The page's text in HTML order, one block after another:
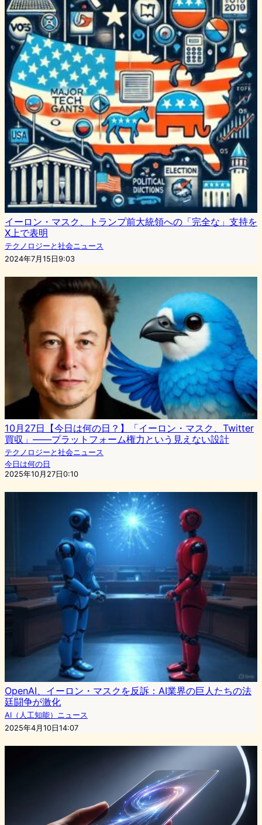
イーロン・マスク、トランプ前大統領への「完全な」支持を
X上で表明
テクノロジーと社会ニュース
2024年7月15日9:03
10月27日【今日は何の日？】「イーロン・マスク、Twitter
買収」——プラットフォーム権力という見えない設計
テクノロジーと社会ニュース
今日は何の日
2025年10月27日0:10
OpenAI、イーロン・マスクを反訴：AI業界の巨人たちの法
廷闘争が激化
AI（人工知能）ニュース
2025年4月10日14:07